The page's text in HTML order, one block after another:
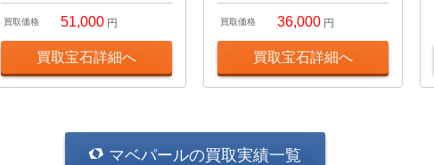
買取価格 51,000 円
買取宝石詳細へ
買取価格 36,000 円
買取宝石詳細へ
マベパールの買取実績一覧